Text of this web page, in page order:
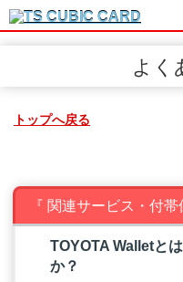
よく
トップへ戻る
『 関連サービス・付
TOYOTA Walletと
か？